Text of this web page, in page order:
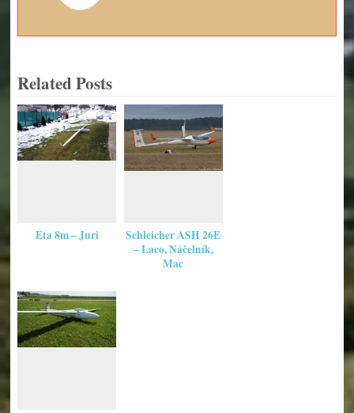
Related Posts
Eta 8m – Juri
Schleicher ASH 26E
– Laco, Náčelník,
Mac